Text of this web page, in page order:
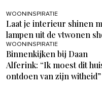
WOONINSPIRATIE
Laat je interieur shinen
lampen uit de vtwonen
WOONINSPIRATIE
Binnenkijken bij Daan
Alferink: “Ik moest dit
ontdoen van zijn witheid”